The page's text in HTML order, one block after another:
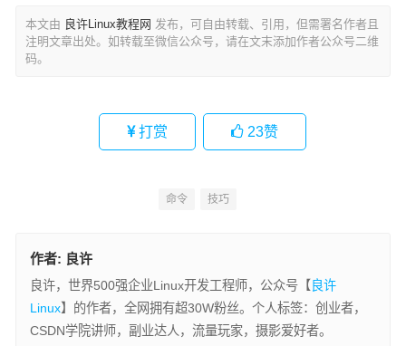
本文由 良许Linux教程网 发布，可自由转载、引用，但需署名作者且
注明文章出处。如转载至微信公众号，请在文末添加作者公众号二维
码。
打赏 23赞
命令 技巧
作者: 良许
良许，世界500强企业Linux开发工程师，公众号【 良许
Linux】的作者，全网拥有超30W粉丝。个人标签：创业者，
CSDN学院讲师，副业达人，流量玩家，摄影爱好者。